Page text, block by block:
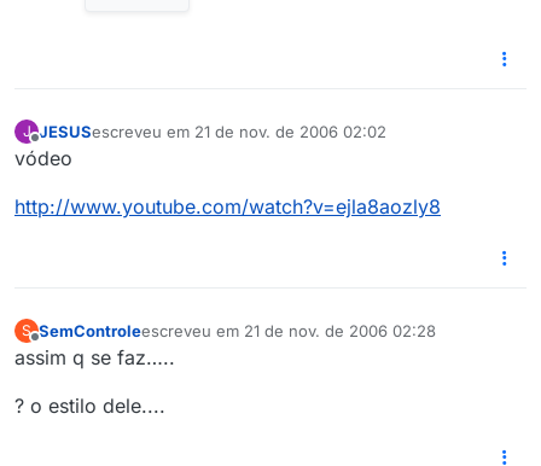
J
Offline
JESUSescreveu em 21 de nov. de 2006 02:02
última edição por
vódeo
http://www.youtube.com/watch?v=ejla8aozly8
S
Offline
SemControleescreveu em 21 de nov. de 2006 02:28
última edição por
assim q se faz…..
? o estilo dele....